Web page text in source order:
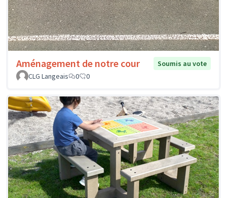
Aménagement de notre cour
Soumis au vote
CLG Langeais
0 0